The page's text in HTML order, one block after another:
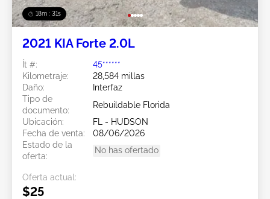
18m : 28s
2021 KIA Forte 2.0L
Ít #:
45******
Kilometraje:
28,584 millas
Daño:
Interfaz
Tipo de
documento:
Rebuildable Florida
Ubicación:
FL - HUDSON
Fecha de venta:
08/06/2026
Estado de la
oferta:
No has ofertado
Oferta actual:
$25